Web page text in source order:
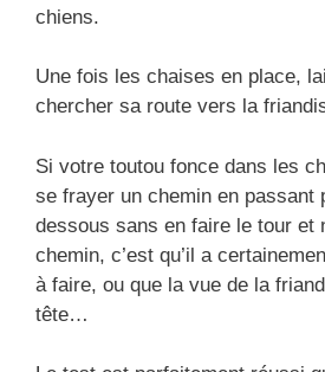
chiens.
Une fois les chaises en place,
chercher sa route vers la
Si votre toutou fonce dans les
se frayer un chemin en passant
dessous sans en faire le tour et
chemin, c’est qu’il a
à faire, ou que la vue de la
tête…